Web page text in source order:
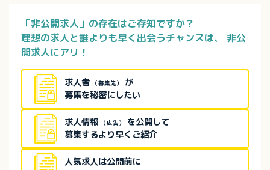
「非公開求人」の存在はご存知ですか？
理想の求人と誰よりも早く出会うチャンスは、
非公
開求人にアリ！
求人者 （募集先）
が
募集を秘密にしたい
求人情報 （広告）
を公開して
募集するより早くご紹介
人気求人は公開前に